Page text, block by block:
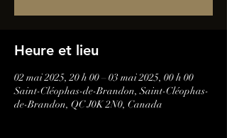
Heure et lieu
02 mai 2025, 20 h 00 – 03 mai 2025, 00 h 00
Saint-Cléophas-de-Brandon, Saint-Cléophas-
de-Brandon, QC J0K 2N0, Canada